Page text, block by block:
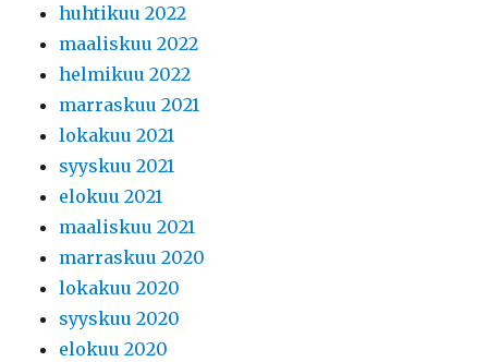
huhtikuu 2022
maaliskuu 2022
helmikuu 2022
marraskuu 2021
lokakuu 2021
syyskuu 2021
elokuu 2021
maaliskuu 2021
marraskuu 2020
lokakuu 2020
syyskuu 2020
elokuu 2020